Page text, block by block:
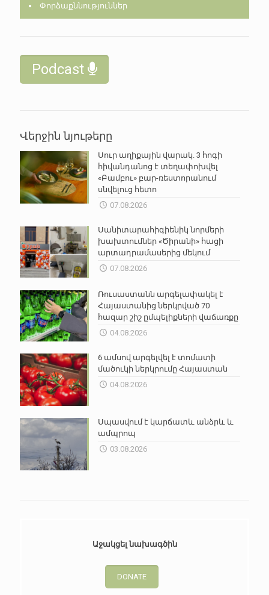
Փորձաքննություններ
Podcast
Վերջին նյութերը
Սուր աղիքային վարակ. 3 հոգի
հիվանդանոց է տեղափոխվել
«Բամբու» բար-ռեստորանում
սնվելուց հետո
07.08.2026
Սանիտարահիգիենիկ նորմերի
խախտումներ «Ծիրանի» հացի
արտադրամասերից մեկում
07.08.2026
Ռուսաստանն արգելափակել է
Հայաստանից ներկրված 70
հազար շիշ ըմպելիքների վաճառքը
04.08.2026
6 ամսով արգելվել է տոմատի
մածուկի ներկրումը Հայաստան
04.08.2026
Սպասվում է կարճատև անձրև և
ամպրոպ
03.08.2026
Աջակցել նախագծին
DONATE